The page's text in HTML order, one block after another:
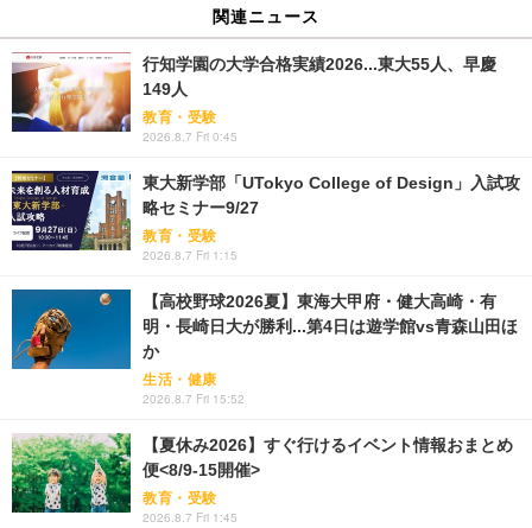
関連ニュース
行知学園の大学合格実績2026...東大55人、早慶
149人
教育・受験
2026.8.7 Fri 0:45
東大新学部「UTokyo College of Design」入試攻
略セミナー9/27
教育・受験
2026.8.7 Fri 1:15
【高校野球2026夏】東海大甲府・健大高崎・有
明・長崎日大が勝利...第4日は遊学館vs青森山田ほ
か
生活・健康
2026.8.7 Fri 15:52
【夏休み2026】すぐ行けるイベント情報おまとめ
便<8/9-15開催>
教育・受験
2026.8.7 Fri 1:45